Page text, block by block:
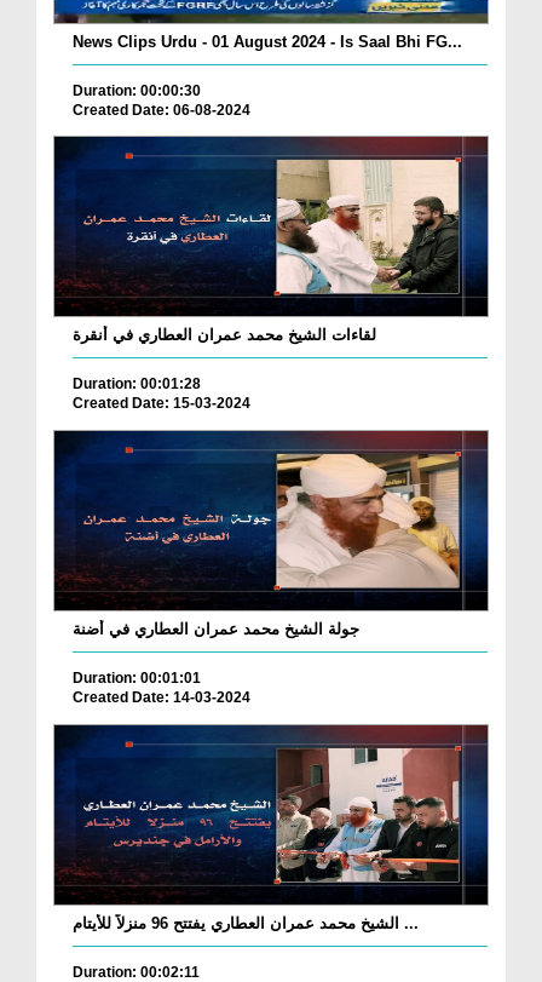
News Clips Urdu - 01 August 2024 - Is Saal Bhi FG...
Duration: 00:00:30
Created Date: 06-08-2024
لقاءات الشيخ محمد عمران العطاري في أنقرة
Duration: 00:01:28
Created Date: 15-03-2024
جولة الشيخ محمد عمران العطاري في أضنة
Duration: 00:01:01
Created Date: 14-03-2024
الشيخ محمد عمران العطاري يفتتح 96 منزلاً للأيتام ...
Duration: 00:02:11